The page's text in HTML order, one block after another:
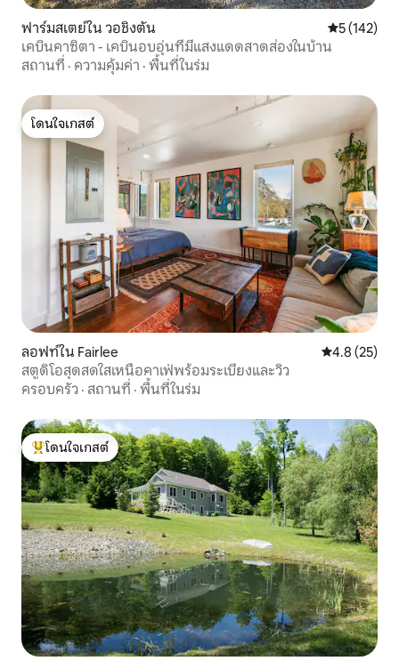
ฟาร์มสเตย์ใน วอชิงตัน คะแนนเฉลี่ย
5 (142)
เคบินคาซิตา - เคบินอบอุ่นที่มีแสงแดดสาดส่องในบ้าน
สถานที่ · ความคุ้มค่า · พื้นที่ในร่ม
โดนใจเกสต์
โดนใจเกสต์
ลอฟท์ใน Fairlee คะแนนเฉลี่ย
4.8 (25)
สตูดิโอสุดสดใสเหนือคาเฟ่พร้อมระเบียงและวิว
ครอบครัว · สถานที่ · พื้นที่ในร่ม
โดนใจเกสต์ที่สุด
โดนใจเกสต์